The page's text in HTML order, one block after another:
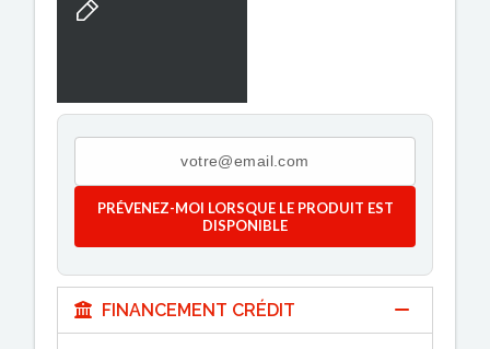
PRÉVENEZ-MOI LORSQUE LE PRODUIT EST
DISPONIBLE
FINANCEMENT CRÉDIT